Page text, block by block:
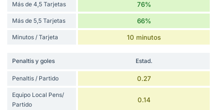
Más de 4,5 Tarjetas 76%
Más de 5,5 Tarjetas 66%
Minutos / Tarjeta 10 minutos
Penaltis y goles Estad.
Penaltis / Partido 0.27
Equipo Local Pens/
Partido
0.14